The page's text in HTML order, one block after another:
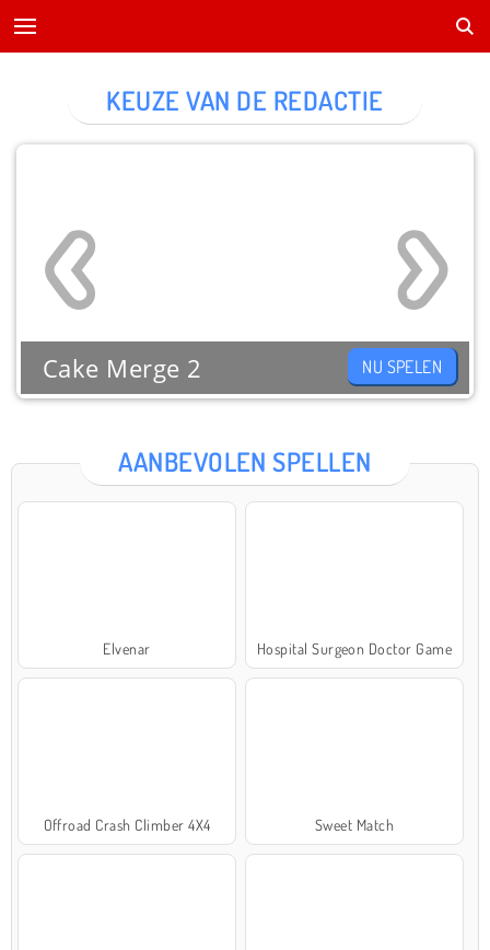
AANBEVOLEN SPELLEN
Elvenar Hospital Surgeon Doctor Game
Offroad Crash Climber 4X4 Sweet Match
KEUZE VAN DE REDACTIE
Cake Merge 2 NU SPELEN